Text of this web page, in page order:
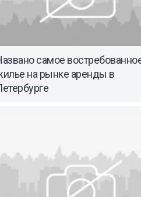
самое
на рынке аренды в